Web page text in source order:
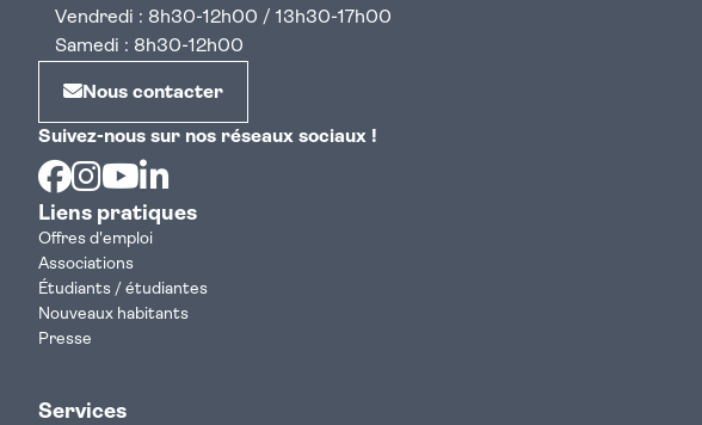
Vendredi : 8h30-12h00 / 13h30-17h00
Samedi : 8h30-12h00
Nous contacter
Suivez-nous sur nos réseaux sociaux !
Facebook
Instagram
Youtube
Liens pratiques
Offres d'emploi
Associations
Étudiants / étudiantes
Nouveaux habitants
Presse
Services